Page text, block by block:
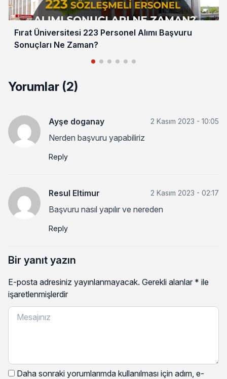
Fırat Üniversitesi 223 Personel Alımı Başvuru
Sonuçları Ne Zaman?
Yorumlar (2)
Ayşe doganay 2 Kasım 2023 - 10:05
Nerden başvuru yapabiliriz
Reply
Resul Eltimur 2 Kasım 2023 - 02:17
Başvuru nasıl yapılır ve nereden
Reply
Bir yanıt yazın
E-posta adresiniz yayınlanmayacak. Gerekli alanlar * ile
işaretlenmişlerdir
Daha sonraki yorumlarımda kullanılması için adım, e-